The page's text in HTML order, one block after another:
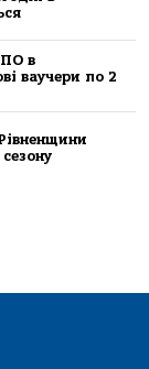
в
ваучери по 2